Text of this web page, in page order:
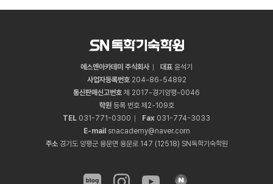
에스엔아카데미 주식회사 대표 윤석기
사업자등록번호 204-86-54892
통신판매신고번호 제 2017-경기양평-0046
학원등록 번호 제2-109호
TEL 031 -771 -0300 Fax 031 -774-3033
E-mail snacademy@naver.com
주소경기도 양평군 용문면 용문로 147 (12518) SN독학기숙학원